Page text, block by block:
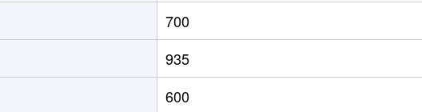
700
935
600